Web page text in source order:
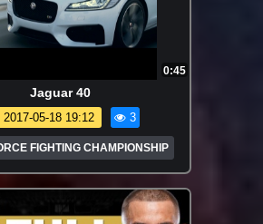
0:45
Jaguar 40
2017-05-18 19:12 3
FIGHTING CHAMPIONSHIP